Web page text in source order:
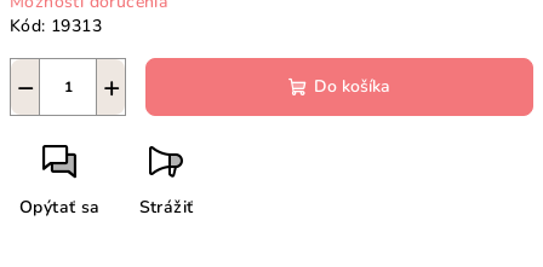
Kód: 19313
+
− Do košíka
Opýtať sa Strážiť